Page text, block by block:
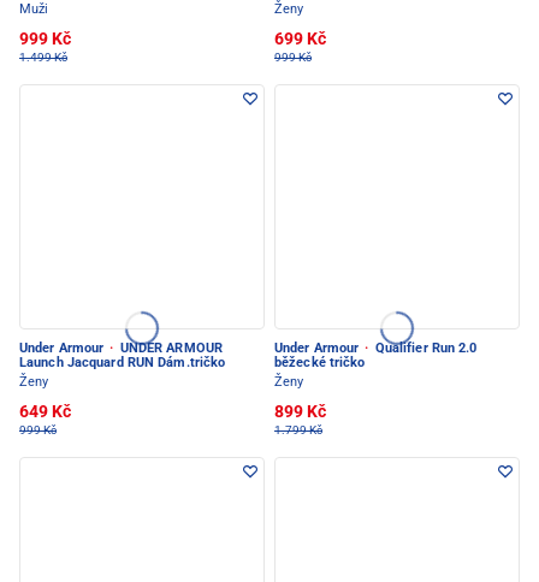
Muži
999 Kč
1.499 Kč
Ženy
699 Kč
999 Kč
Under Armour · UNDER ARMOUR
Launch Jacquard RUN Dám.tričko
Ženy
649 Kč
999 Kč
Under Armour · Qualifier Run 2.0
běžecké tričko
Ženy
899 Kč
1.799 Kč